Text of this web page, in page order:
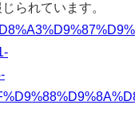
られています。